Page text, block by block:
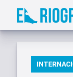
Saltar